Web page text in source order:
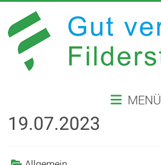
Inhalt
springen
VERSORGT
IN
FILDERSTADT
MENÜ
19.07.2023